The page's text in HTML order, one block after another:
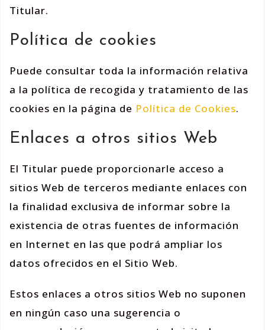
Titular.
Política de cookies
Puede consultar toda la información relativa
a la política de recogida y tratamiento de las
cookies en la página de Política de Cookies.
Enlaces a otros sitios Web
El Titular puede proporcionarle acceso a
sitios Web de terceros mediante enlaces con
la finalidad exclusiva de informar sobre la
existencia de otras fuentes de información
en Internet en las que podrá ampliar los
datos ofrecidos en el Sitio Web.
Estos enlaces a otros sitios Web no suponen
en ningún caso una sugerencia o